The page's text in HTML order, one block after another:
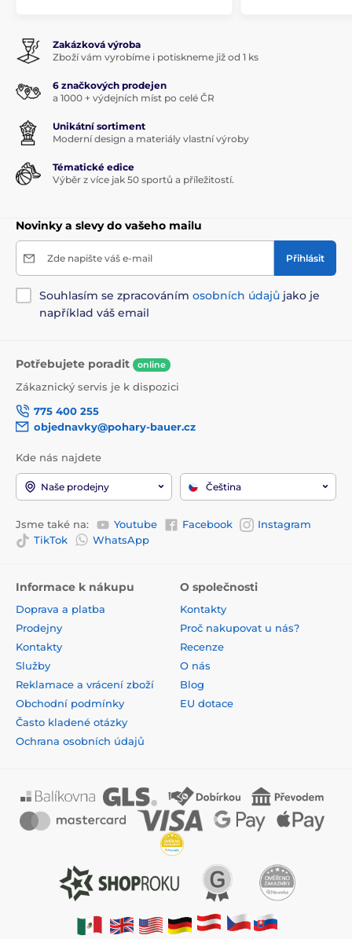
Zakázková výroba
Zboží vám vyrobíme i potiskneme již od 1 ks
6 značkových prodejen
a 1000 + výdejních míst po celé ČR
Unikátní sortiment
Moderní design a materiály vlastní výroby
Tématické edice
Výběr z více jak 50 sportů a příležitostí.
Novinky a slevy do vašeho mailu
Zde napište váš e-mail Přihlásit
Souhlasím se zpracováním osobních údajů jako je
například váš email
Potřebujete poradit online
Zákaznický servis je k dispozici
775 400 255
objednavky@pohary-bauer.cz
Kde nás najdete
Naše prodejny Čeština
Jsme také na: Youtube Facebook
Instagram
TikTok
WhatsApp
Informace k nákupu
Doprava a platba
Prodejny
Kontakty
Služby
Reklamace a vrácení zboží
Obchodní podmínky
Často kladené otázky
Ochrana osobních údajů
O společnosti
Kontakty
Proč nakupovat u nás?
Recenze
O nás
Blog
EU dotace